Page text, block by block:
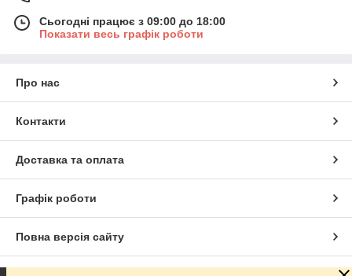
Сьогодні працює з 09:00 до 18:00
Показати весь графік роботи
Про нас
Контакти
Доставка та оплата
Графік роботи
Повна версія сайту